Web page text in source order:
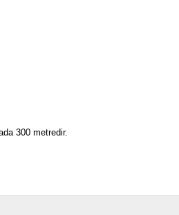
300 metredir.